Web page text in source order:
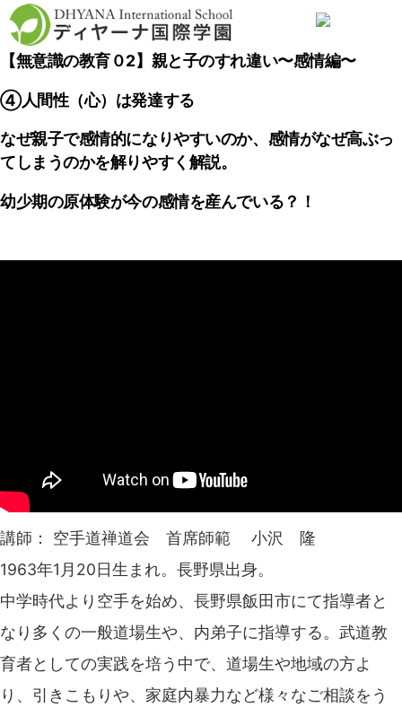
【無意識の教育０2】親と子のすれ違い〜感情編〜
④人間性（心）は発達する
なぜ親子で感情的になりやすいのか、感情がなぜ高ぶっ
てしまうのかを解りやすく解説。
幼少期の原体験が今の感情を産んでいる？！
講師： 空手道禅道会 首席師範 小沢 隆
1963年1月20日生まれ。長野県出身。
中学時代より空手を始め、長野県飯田市にて指導者と
なり多くの一般道場生や、内弟子に指導する。武道教
育者としての実践を培う中で、道場生や地域の方よ
り、引きこもりや、家庭内暴力など様々なご相談をう